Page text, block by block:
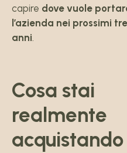
capire dove vuole
l’azienda nei prossimi tre
anni
Cosa stai
realmente
acquistando